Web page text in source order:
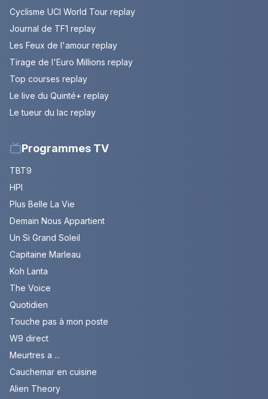
Cyclisme UCI World Tour replay
Journal de TF1 replay
Les Feux de l'amour replay
Tirage de l'Euro Millions replay
Top courses replay
Le live du Quinté+ replay
Le tueur du lac replay
Programmes TV
TBT9
HPI
Plus Belle La Vie
Demain Nous Appartient
Un Si Grand Soleil
Capitaine Marleau
Koh Lanta
The Voice
Quotidien
Touche pas à mon poste
W9 direct
Meurtres a ...
Cauchemar en cuisine
Alien Theory